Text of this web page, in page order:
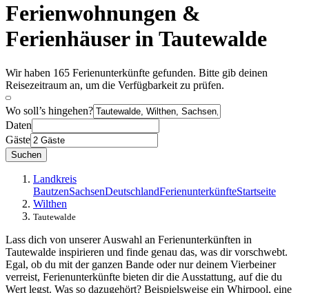
Ferienwohnungen &
Ferienhäuser in Tautewalde
Wir haben 165 Ferienunterkünfte gefunden. Bitte gib deinen
Reisezeitraum an, um die Verfügbarkeit zu prüfen.
Wo soll’s hingehen?
Daten
Gäste
Suchen
Landkreis
BautzenSachsenDeutschlandFerienunterkünfteStartseite
Wilthen
Tautewalde
Lass dich von unserer Auswahl an Ferienunterkünften in
Tautewalde inspirieren und finde genau das, was dir vorschwebt.
Egal, ob du mit der ganzen Bande oder nur deinem Vierbeiner
verreist, Ferienunterkünfte bieten dir die Ausstattung, auf die du
Wert legst. Was so dazugehört? Beispielsweise ein Whirpool, eine